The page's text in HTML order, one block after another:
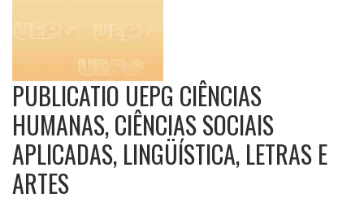
PUBLICATIO UEPG CIÊNCIAS
HUMANAS, CIÊNCIAS SOCIAIS
APLICADAS, LINGÜÍSTICA, LETRAS E
ARTES